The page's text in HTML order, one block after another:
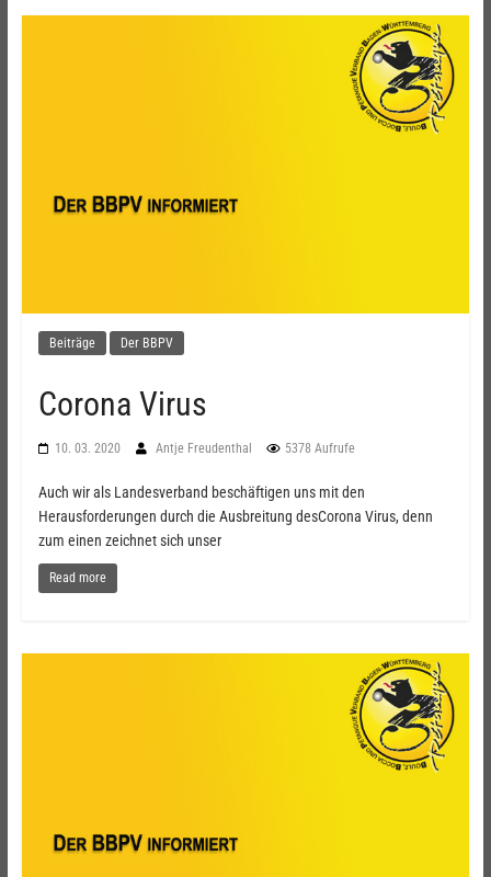
Beiträge Der BBPV
Corona Virus
10. 03. 2020 Antje Freudenthal 5378 Aufrufe
Auch wir als Landesverband beschäftigen uns mit den
Herausforderungen durch die Ausbreitung desCorona Virus, denn
zum einen zeichnet sich unser
Read more